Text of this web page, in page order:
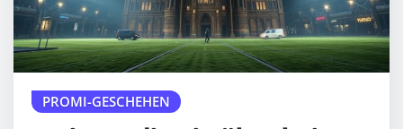
PROMI-GESCHEHEN